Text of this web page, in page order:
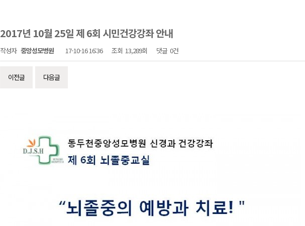
2017년 10월 25일 제 6회 시민건강강좌 안내
작성자 중앙성모병원 17-10-16 16:36 조회 13,289회 댓글 0건
이전글 다음글